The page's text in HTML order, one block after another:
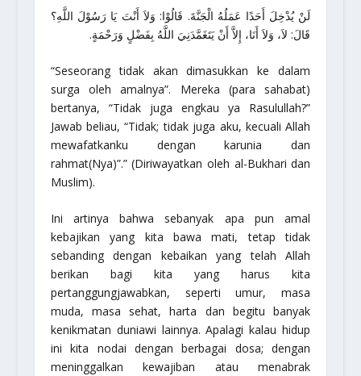
لَنْ يُدْخِلَ أَحَدًا عَمَلُهُ الْجَنَّةَ. قَالُوْا: وَلاَ أَنْتَ يَا رَسُوْلَ اللَّهِ؟
قَالَ: لاَ، وَلاَ أَنَا، إِلاَّ أَنْ يَتَغَمَّدَنِيَ اللَّهُ بِفَضْلٍ وَرَحْمَةٍ.
“Seseorang tidak akan dimasukkan ke dalam
surga oleh amalnya”. Mereka (para sahabat)
bertanya, “Tidak juga engkau ya Rasulullah?”
Jawab beliau, “Tidak; tidak juga aku, kecuali Allah
mewafatkanku dengan karunia dan
rahmat(Nya)”.”(Diriwayatkan oleh al-Bukhari dan
Muslim).
Ini artinya bahwa sebanyak apa pun amal
kebajikan yang kita bawa mati, tetap tidak
sebanding dengan kebaikan yang telah Allah
berikan bagi kita yang harus kita
pertanggungjawabkan, seperti umur, masa
muda, masa sehat, harta dan begitu banyak
kenikmatan duniawi lainnya. Apalagi kalau hidup
ini kita nodai dengan berbagai dosa; dengan
meninggalkan kewajiban atau menabrak